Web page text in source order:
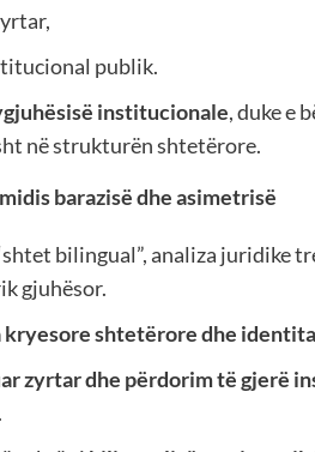
publik.
institucionale, duke e
në strukturën shtetërore.
barazisë dhe asimetrisë
bilingual”, analiza juridike
gjuhësor.
kryesore shtetërore dhe
zyrtar dhe përdorim të gjerë